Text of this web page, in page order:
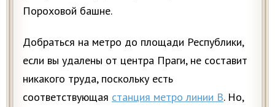
Пороховой башне.
Добраться на метро до площади Республики,
если вы удалены от центра Праги, не составит
никакого труда, поскольку есть
соответствующая станция метро линии В. Но,